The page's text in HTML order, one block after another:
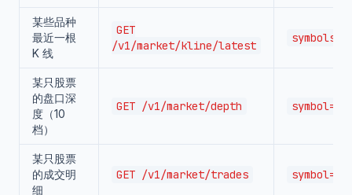
某些品种
最近一根
K 线
GET
/v1/market/kline/latest
symbols=
某只股票
的盘口深
度（10
档）
GET /v1/market/depth symbol=
某只股票
的成交明
细
GET /v1/market/trades symbol=